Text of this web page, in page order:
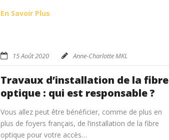
En Savoir Plus
15 Août 2020 Anne-Charlotte MKL
Travaux d’installation de la fibre
optique : qui est responsable ?
Vous allez peut être bénéficier, comme de plus en
plus de foyers français, de l’installation de la fibre
optique pour votre accès…